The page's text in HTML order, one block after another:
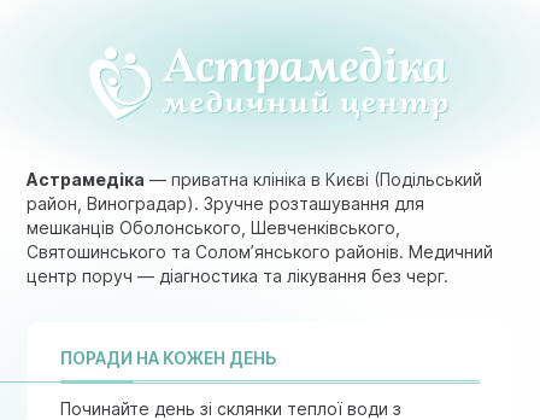
Астрамедіка — приватна клініка в Києві (Подільський
район, Виноградар). Зручне розташування для
мешканців Оболонського, Шевченківського,
Святошинського та Солом’янського районів. Медичний
центр поруч — діагностика та лікування без черг.
ПОРАДИ НА КОЖЕН ДЕНЬ
Починайте день зі склянки теплої води з